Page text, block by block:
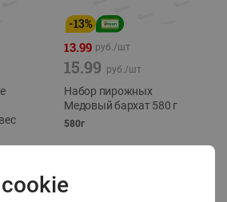
-13%
13.99 руб./шт
15.99 руб./шт
Набор пирожных
Медовый бархат 580 г
580г